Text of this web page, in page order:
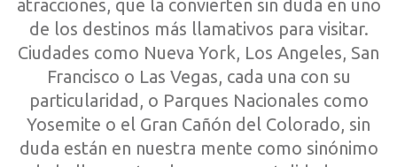
atracciones, que la convierten sin duda en uno
de los destinos más llamativos para visitar.
Ciudades como Nueva York, Los Angeles, San
Francisco o Las Vegas, cada una con su
particularidad, o Parques Nacionales como
Yosemite o el Gran Cañón del Colorado, sin
duda están en nuestra mente como sinónimo